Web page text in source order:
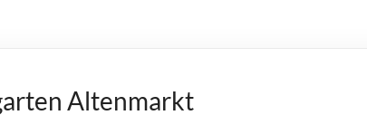
Altenmarkt